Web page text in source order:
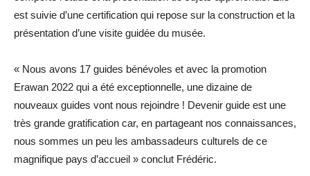
est suivie d’une certification qui repose sur la construction et la
présentation d’une visite guidée du musée.
« Nous avons 17 guides bénévoles et avec la promotion
Erawan 2022 qui a été exceptionnelle, une dizaine de
nouveaux guides vont nous rejoindre ! Devenir guide est une
très grande gratification car, en partageant nos connaissances,
nous sommes un peu les ambassadeurs culturels de ce
magnifique pays d’accueil » conclut Frédéric.